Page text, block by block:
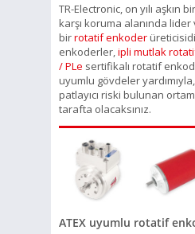
TR-Electronic, on yılı aşkın
karşı koruma alanında
birrotatif enkoder
enkoderler,ipli mutlak
/ PLe sertifikalı rotatif
uyumlu gövdeler
patlayıcı riski bulunan
tarafta olacaksınız.
ATEX uyumlu rotatif